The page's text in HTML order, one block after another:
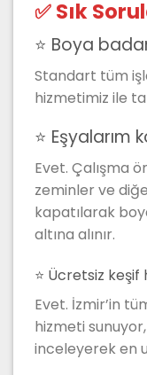
✅ Sık
⭐ Boya
Standart tüm
hizmetimiz ile
⭐ Eşyalarım
Evet. Çalışma
zeminler ve
kapatılarak
altına alınır.
⭐ Ücretsiz
Evet. İzmir’in
hizmeti
inceleyerek en